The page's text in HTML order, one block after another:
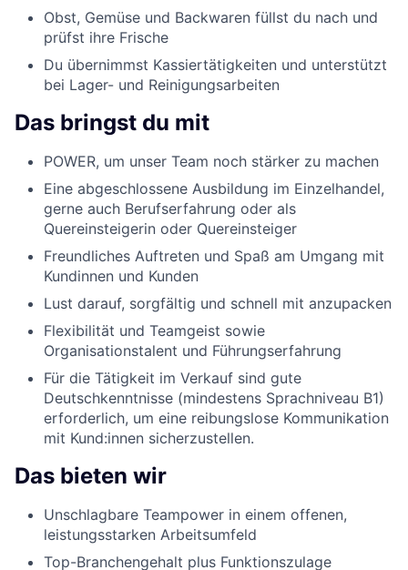
Obst, Gemüse und Backwaren füllst du nach und
prüfst ihre Frische
Du übernimmst Kassiertätigkeiten und unterstützt
bei Lager- und Reinigungsarbeiten
Das bringst du mit
POWER, um unser Team noch stärker zu machen
Eine abgeschlossene Ausbildung im Einzelhandel,
gerne auch Berufserfahrung oder als
Quereinsteigerin oder Quereinsteiger
Freundliches Auftreten und Spaß am Umgang mit
Kundinnen und Kunden
Lust darauf, sorgfältig und schnell mit anzupacken
Flexibilität und Teamgeist sowie
Organisationstalent und Führungserfahrung
Für die Tätigkeit im Verkauf sind gute
Deutschkenntnisse (mindestens Sprachniveau B1)
erforderlich, um eine reibungslose Kommunikation
mit Kund:innen sicherzustellen.
Das bieten wir
Unschlagbare Teampower in einem offenen,
leistungsstarken Arbeitsumfeld
Top-Branchengehalt plus Funktionszulage